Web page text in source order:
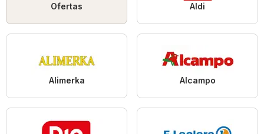
Ofertas Aldi
Alimerka Alcampo